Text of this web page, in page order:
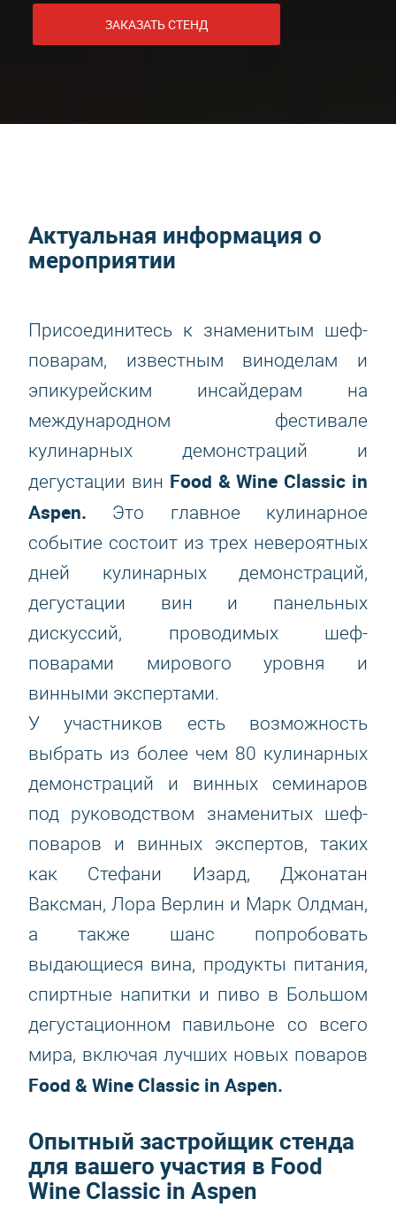
ЗАКАЗАТЬ СТЕНД
Актуальная информация о
мероприятии
Присоединитесь к знаменитым шеф-
поварам, известным виноделам и
эпикурейским инсайдерам на
международном фестивале
кулинарных демонстраций и
дегустации вин Food & Wine Classic in
Aspen. Это главное кулинарное
событие состоит из трех невероятных
дней кулинарных демонстраций,
дегустации вин и панельных
дискуссий, проводимых шеф-
поварами мирового уровня и
винными экспертами.
У участников есть возможность
выбрать из более чем 80 кулинарных
демонстраций и винных семинаров
под руководством знаменитых шеф-
поваров и винных экспертов, таких
как Стефани Изард, Джонатан
Ваксман, Лора Верлин и Марк Олдман,
а также шанс попробовать
выдающиеся вина, продукты питания,
спиртные напитки и пиво в Большом
дегустационном павильоне со всего
мира, включая лучших новых поваров
Food & Wine Classic in Aspen.
Опытный застройщик стенда
для вашего участия в Food
Wine Classic in Aspen